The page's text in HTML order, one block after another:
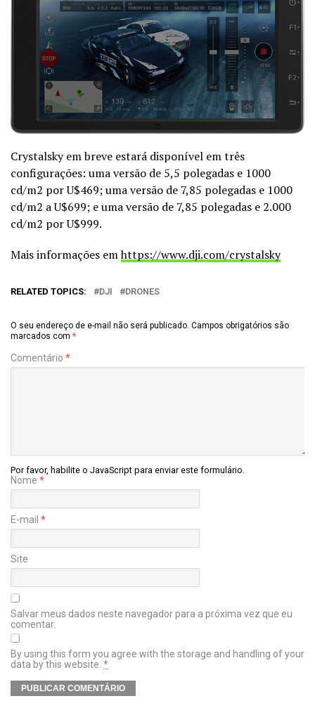
Crystalsky em breve estará disponível em três
configurações: uma versão de 5,5 polegadas e 1000
cd/m2 por U$469; uma versão de 7,85 polegadas e 1000
cd/m2 a U$699; e uma versão de 7,85 polegadas e 2.000
cd/m2 por U$999.
Mais informações emhttps://www.dji.com/crystalsky
RELATED TOPICS: DJI DRONES
O seu endereço de e-mail não será publicado. Campos obrigatórios são
marcados com *
Comentário *
Por favor, habilite o JavaScript para enviar este formulário.
Nome *
E-mail *
Site
Salvar meus dados neste navegador para a próxima vez que eu
comentar.
By using this form you agree with the storage and handling of your
data by this website. *